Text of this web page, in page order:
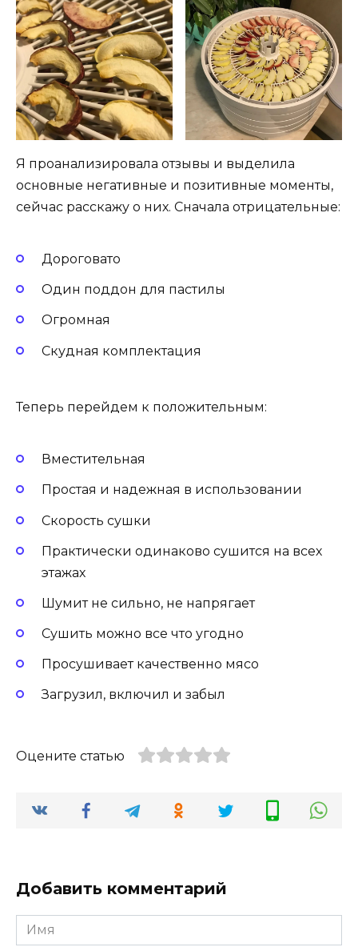
Я проанализировала отзывы и выделила
основные негативные и позитивные моменты,
сейчас расскажу о них. Сначала отрицательные:
Дороговато
Один поддон для пастилы
Огромная
Скудная комплектация
Теперь перейдем к положительным:
Вместительная
Простая и надежная в использовании
Скорость сушки
Практически одинаково сушится на всех
этажах
Шумит не сильно, не напрягает
Сушить можно все что угодно
Просушивает качественно мясо
Загрузил, включил и забыл
Оцените статью
Добавить комментарий
Имя